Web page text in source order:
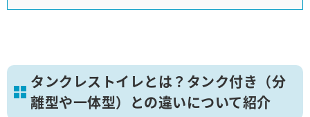
タンクレストイレとは？タンク付き（分
離型や一体型）との違いについて紹介